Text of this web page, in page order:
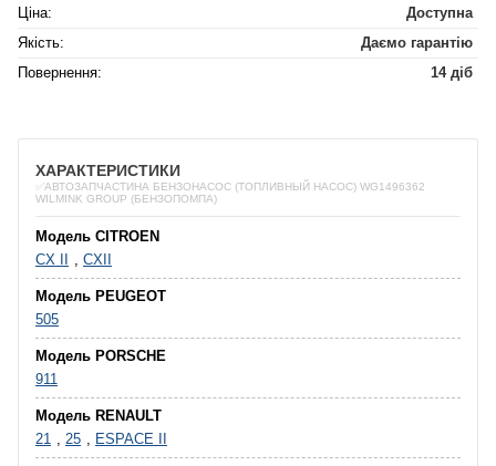
Ціна:
Доступна
Якість:
Даємо гарантію
Повернення:
14 діб
ХАРАКТЕРИСТИКИ
✅АВТОЗАПЧАСТИНА БЕНЗОНАСОС (ТОПЛИВНЫЙ НАСОС) WG1496362
WILMINK GROUP (БЕНЗОПОМПА)
Модель CITROEN
CX II
, CXII
Модель PEUGEOT
505
Модель PORSCHE
911
Модель RENAULT
21 , 25 , ESPACE II